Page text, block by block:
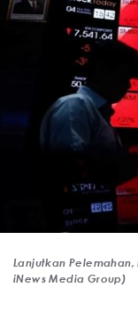
Lanjutkan Pelemahan,
iNews Media Group)